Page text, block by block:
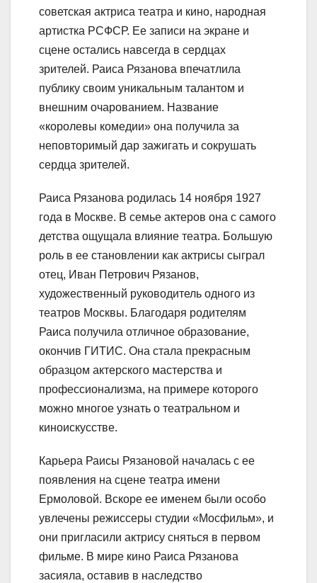
советская актриса театра и кино, народная
артистка РСФСР. Ее записи на экране и
сцене остались навсегда в сердцах
зрителей. Раиса Рязанова впечатлила
публику своим уникальным талантом и
внешним очарованием. Название
«королевы комедии» она получила за
неповторимый дар зажигать и сокрушать
сердца зрителей.
Раиса Рязанова родилась 14 ноября 1927
года в Москве. В семье актеров она с самого
детства ощущала влияние театра. Большую
роль в ее становлении как актрисы сыграл
отец, Иван Петрович Рязанов,
художественный руководитель одного из
театров Москвы. Благодаря родителям
Раиса получила отличное образование,
окончив ГИТИС. Она стала прекрасным
образцом актерского мастерства и
профессионализма, на примере которого
можно многое узнать о театральном и
киноискусстве.
Карьера Раисы Рязановой началась с ее
появления на сцене театра имени
Ермоловой. Вскоре ее именем были особо
увлечены режиссеры студии «Мосфильм», и
они пригласили актрису сняться в первом
фильме. В мире кино Раиса Рязанова
засияла, оставив в наследство